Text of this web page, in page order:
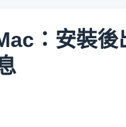
：安裝後